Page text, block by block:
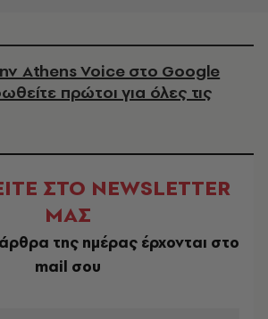
Athens Voice στο Google
πρώτοι για όλες τις
ΣΤΟ NEWSLETTER
ΜΑΣ
της ημέρας έρχονται στο
mail σου